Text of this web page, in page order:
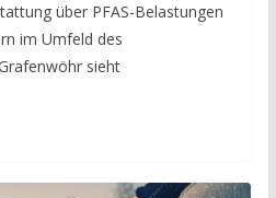
über PFAS-Belastungen
im Umfeld des
sieht